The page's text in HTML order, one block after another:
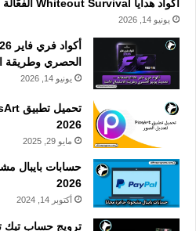
أكواد هدايا Whiteout Survival الفعّالة – يونيو 2026 | محدّثة يومياً
يونيو 14, 2026
الحصري وطريقة
يونيو 14, 2026
2026
مايو 29, 2025
2026
أكتوبر 14, 2024